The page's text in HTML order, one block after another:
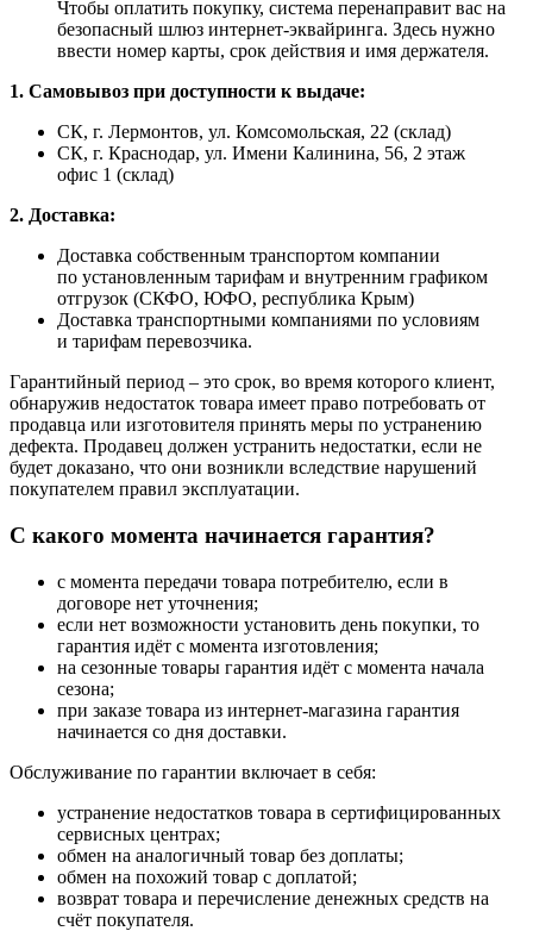
Чтобы оплатить покупку, система перенаправит вас на
безопасный шлюз интернет-эквайринга. Здесь нужно
ввести номер карты, срок действия и имя держателя.
1. Самовывоз при доступности к выдаче:
СК, г. Лермонтов, ул. Комсомольская, 22 (склад)
СК, г. Краснодар, ул. Имени Калинина, 56, 2 этаж
офис 1 (склад)
2. Доставка:
Доставка собственным транспортом компании
по установленным тарифам и внутренним графиком
отгрузок (СКФО, ЮФО, республика Крым)
Доставка транспортными компаниями по условиям
и тарифам перевозчика.
Гарантийный период – это срок, во время которого клиент,
обнаружив недостаток товара имеет право потребовать от
продавца или изготовителя принять меры по устранению
дефекта. Продавец должен устранить недостатки, если не
будет доказано, что они возникли вследствие нарушений
покупателем правил эксплуатации.
С какого момента начинается гарантия?
с момента передачи товара потребителю, если в
договоре нет уточнения;
если нет возможности установить день покупки, то
гарантия идёт с момента изготовления;
на сезонные товары гарантия идёт с момента начала
сезона;
при заказе товара из интернет-магазина гарантия
начинается со дня доставки.
Обслуживание по гарантии включает в себя:
устранение недостатков товара в сертифицированных
сервисных центрах;
обмен на аналогичный товар без доплаты;
обмен на похожий товар с доплатой;
возврат товара и перечисление денежных средств на
счёт покупателя.